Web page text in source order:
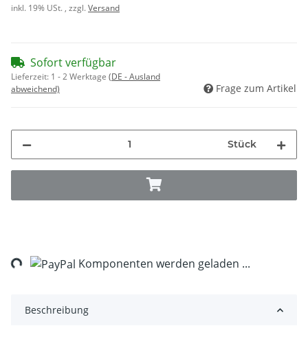
inkl. 19% USt. , zzgl.Versand
Sofort verfügbar
Lieferzeit: 1 - 2 Werktage (DE - Ausland
abweichend)
Frage zum Artikel
Stück
Komponenten werden geladen ...
Beschreibung